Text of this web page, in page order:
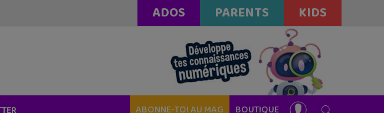
ADOS PARENTS KIDS
ABONNE-TOI AU MAG BOUTIQUE